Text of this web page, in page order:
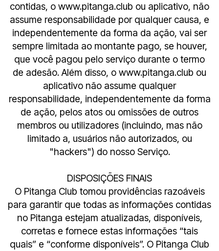
contidas, o www.pitanga.club ou aplicativo, não
assume responsabilidade por qualquer causa, e
independentemente da forma da ação, vai ser
sempre limitada ao montante pago, se houver,
que você pagou pelo serviço durante o termo
de adesão. Além disso, o www.pitanga.club ou
aplicativo não assume qualquer
responsabilidade, independentemente da forma
de ação, pelos atos ou omissões de outros
membros ou utilizadores (incluindo, mas não
limitado a, usuários não autorizados, ou
"hackers") do nosso Serviço.
DISPOSIÇÕES FINAIS
O Pitanga Club tomou providências razoáveis
para garantir que todas as informações contidas
no Pitanga estejam atualizadas, disponíveis,
corretas e fornece estas informações “tais
quais” e “conforme disponíveis”. O Pitanga Club